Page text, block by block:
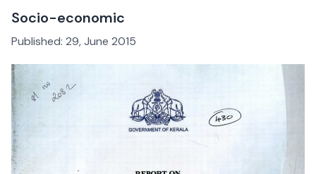
Socio-economic
Published: 29, June 2015